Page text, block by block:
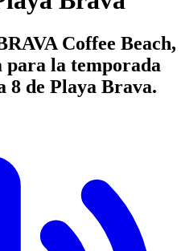
Coffee Beach,
para la temporada
8 de Playa Brava.